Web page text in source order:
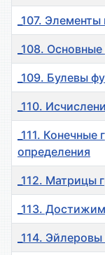
_107.
_108.
_109. Булевы
_110.
_111.
определения
_112. Матрицы
_113.
_114.